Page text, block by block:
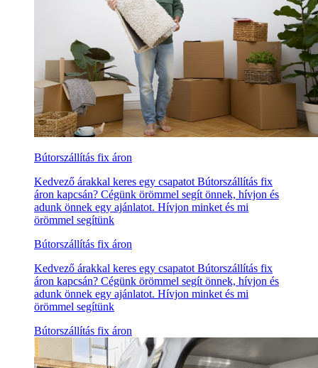
Bútorszállítás fix áron
Kedvező árakkal keres egy csapatot Bútorszállítás fix
áron kapcsán? Cégünk örömmel segít önnek, hívjon és
adunk önnek egy ajánlatot. Hívjon minket és mi
örömmel segítünk
Bútorszállítás fix áron
Kedvező árakkal keres egy csapatot Bútorszállítás fix
áron kapcsán? Cégünk örömmel segít önnek, hívjon és
adunk önnek egy ajánlatot. Hívjon minket és mi
örömmel segítünk
Bútorszállítás fix áron